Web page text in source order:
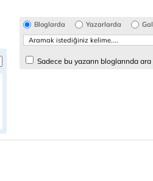
Bloglarda Yazarlarda
Sadece bu yazarın bloglarında ara